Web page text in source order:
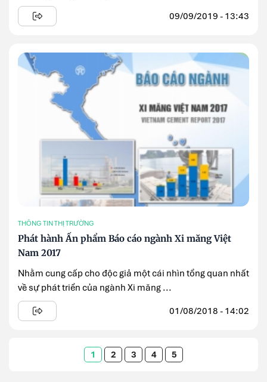
09/09/2019 - 13:43
THÔNG TIN THỊ TRƯỜNG
Phát hành Ấn phẩm Báo cáo ngành Xi măng Việt
Nam 2017
Nhằm cung cấp cho độc giả một cái nhìn tổng quan nhất
về sự phát triển của ngành Xi măng ...
01/08/2018 - 14:02
1 2 3 4 5